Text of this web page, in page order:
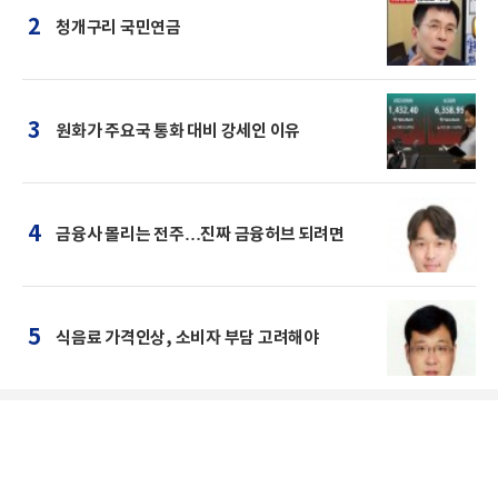
2 청개구리 국민연금
3 원화가 주요국 통화 대비 강세인 이유
4 금융사 몰리는 전주…진짜 금융허브 되려면
5 식음료 가격인상, 소비자 부담 고려해야